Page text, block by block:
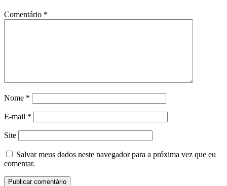
Comentário *
Nome *
E-mail *
Site
Salvar meus dados neste navegador para a próxima vez que eu
comentar.